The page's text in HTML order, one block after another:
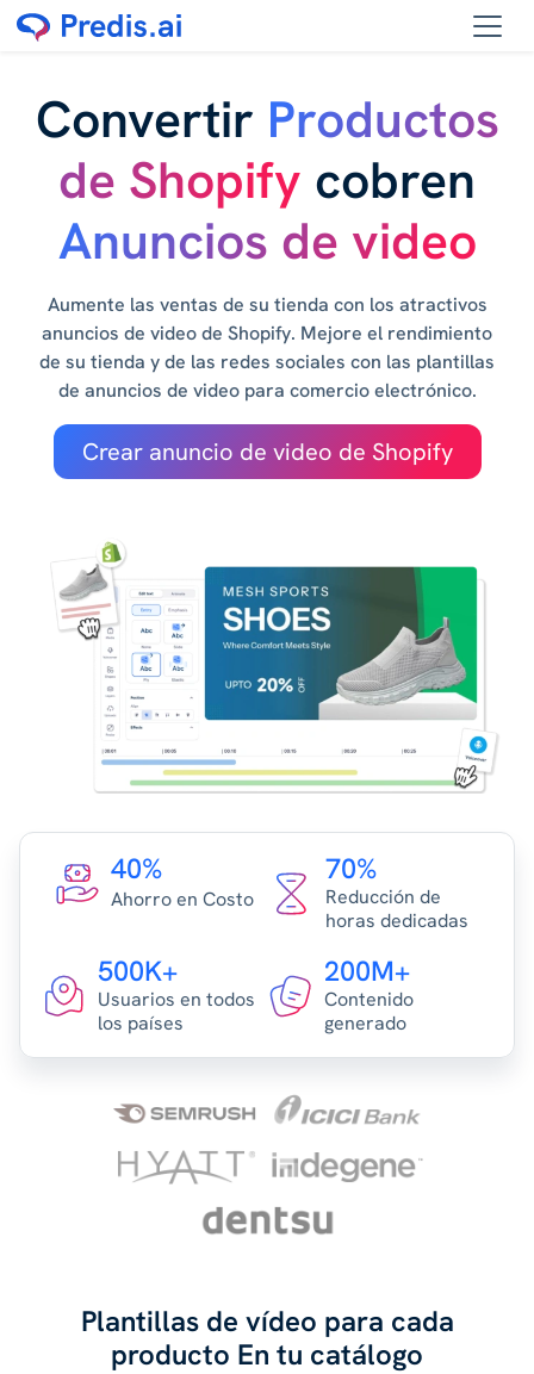
Convertir Productos
de Shopify cobren
Anuncios de video
Aumente las ventas de su tienda con los atractivos
anuncios de video de Shopify. Mejore el rendimiento
de su tienda y de las redes sociales con las plantillas
de anuncios de video para comercio electrónico.
Crear anuncio de video de Shopify
40%
Ahorro en Costo
70%
Reducción de
horas dedicadas
500K+
Usuarios en todos
los países
200M+
Contenido
generado
Plantillas de vídeo para cada
producto En tu catálogo